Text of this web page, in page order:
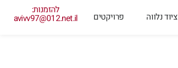
ציוד נלווה פרויקטים
להזמנות:
avivv97@012.net.il